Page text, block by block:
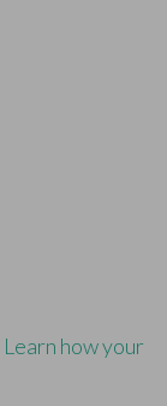
Learn how your